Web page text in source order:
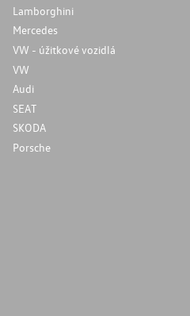
Lamborghini
Mercedes
VW - úžitkové vozidlá
VW
Audi
SEAT
SKODA
Porsche